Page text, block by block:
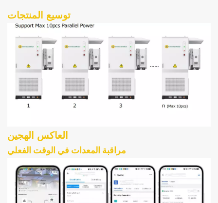
توسيع المنتجات
العاكس الهجين
مراقبة المعدات في الوقت الفعلي